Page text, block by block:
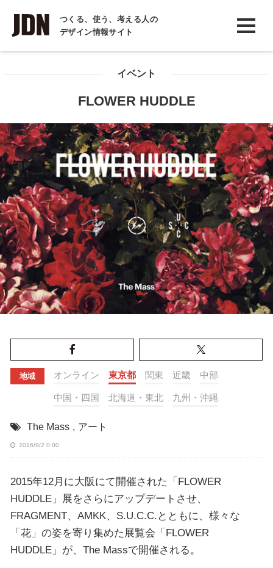
つくる、使う、考える人の
デザイン情報サイト
INTERVIEW
インタビュー
コラム
イベント
FLOWER HUDDLE
地域 オンライン 東京都 関東 近畿 中部
中国・四国 北海道・東北 九州・沖縄
The Mass , アート
2016/9/2 0:00
2015年12月に大阪にて開催された「FLOWER
HUDDLE」展をさらにアップデートさせ、
FRAGMENT、AMKK、S.U.C.C.とともに、様々な
「花」の姿を寄り集めた展覧会「FLOWER
HUDDLE」が、The Massで開催される。